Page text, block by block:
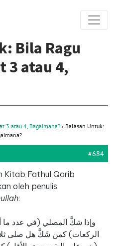
Bila Ragu
3 atau 4,
3 atau 4, Bagaimana? › Balasan Untuk:
#684
Kitab Fathul Qarib
oleh penulis
:
وإذا شكَّ المصلي (في عدد ما
الركعات) كمن شَكَّ هل صلى